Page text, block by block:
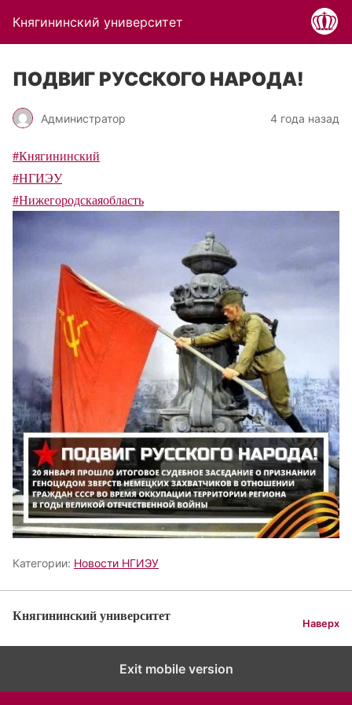
Княгининский университет
ПОДВИГ РУССКОГО НАРОДА!
Администратор 4 года назад
#Княгининский
#НГИЭУ
#Нижегородскаяобласть
Категории: Новости НГИЭУ
Княгининский университет Наверх
Exit mobile version